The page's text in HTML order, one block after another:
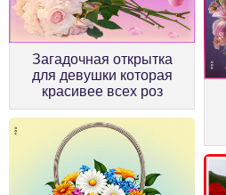
Загадочная открытка
для девушки которая
красивее всех роз